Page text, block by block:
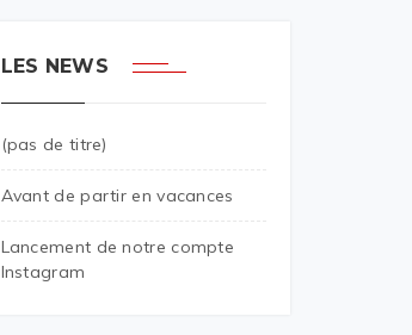
LES NEWS
(pas de titre)
Avant de partir en vacances
Lancement de notre compte
Instagram